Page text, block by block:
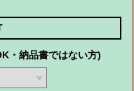
・納品書ではない方)